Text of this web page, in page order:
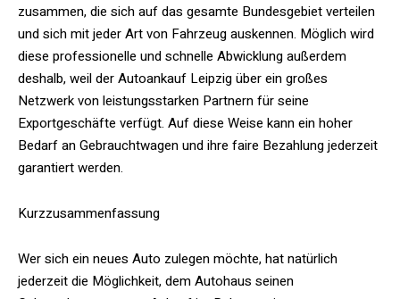
zusammen, die sich auf das gesamte Bundesgebiet verteilen
und sich mit jeder Art von Fahrzeug auskennen. Möglich wird
diese professionelle und schnelle Abwicklung außerdem
deshalb, weil der Autoankauf Leipzig über ein großes
Netzwerk von leistungsstarken Partnern für seine
Exportgeschäfte verfügt. Auf diese Weise kann ein hoher
Bedarf an Gebrauchtwagen und ihre faire Bezahlung jederzeit
garantiert werden.
Kurzzusammenfassung
Wer sich ein neues Auto zulegen möchte, hat natürlich
jederzeit die Möglichkeit, dem Autohaus seinen